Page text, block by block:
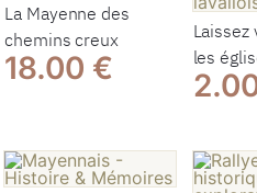
La Mayenne des
chemins creux
18.00 €
les